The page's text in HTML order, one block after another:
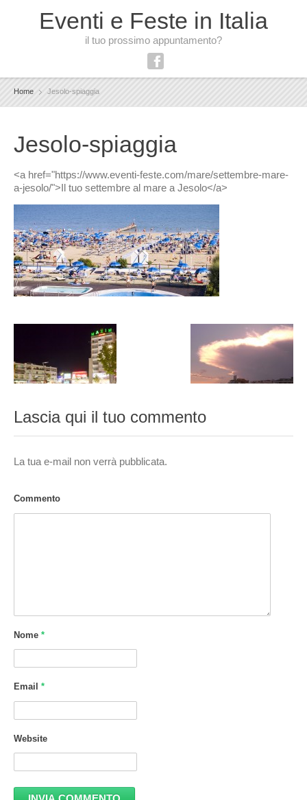
Eventi e Feste in Italia
il tuo prossimo appuntamento?
Home Jesolo-spiaggia
Jesolo-spiaggia
<a href="https://www.eventi-feste.com/mare/settembre-mare-
a-jesolo/">Il tuo settembre al mare a Jesolo</a>
Lascia qui il tuo commento
La tua e-mail non verrà pubblicata.
Commento
Nome *
Email *
Website